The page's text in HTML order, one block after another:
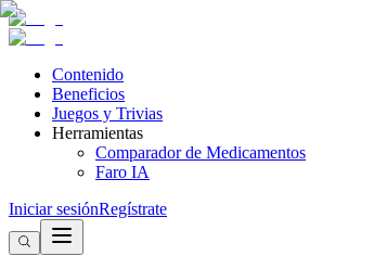
Contenido
Beneficios
Juegos y Trivias
Herramientas
Comparador de Medicamentos
Faro IA
Iniciar sesiónRegístrate